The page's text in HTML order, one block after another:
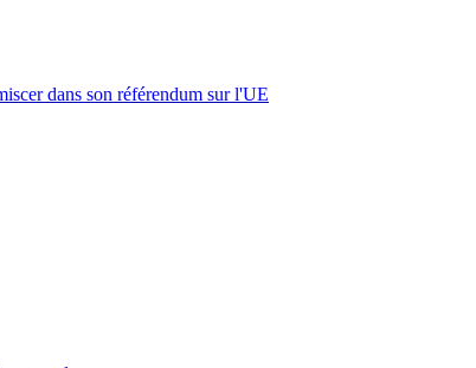
dans son référendum sur l'UE